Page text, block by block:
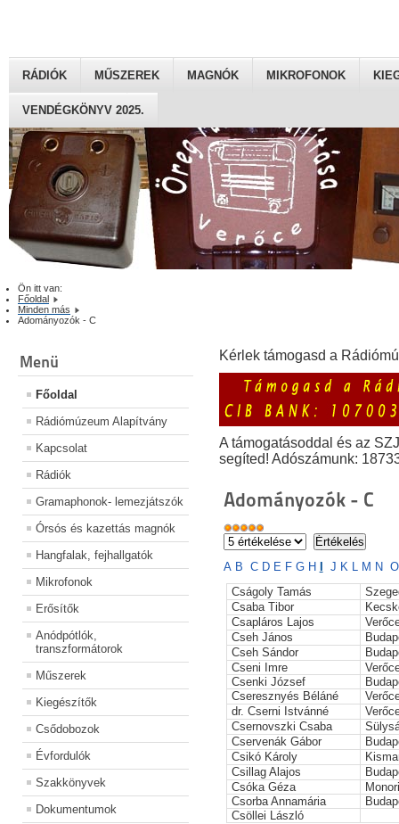
RÁDIÓK MŰSZEREK MAGNÓK MIKROFONOK
VENDÉGKÖNYV 2025.
Ön itt van:
Főoldal
Minden más
Adományozók - C
Menü
Főoldal
Rádiómúzeum Alapítvány
Kapcsolat
Rádiók
Gramaphonok- lemezjátszók
Órsós és kazettás magnók
Hangfalak, fejhallgatók
Mikrofonok
Erősítők
Anódpótlók,
transzformátorok
Műszerek
Kiegészítők
Csődobozok
Évfordulók
Szakkönyvek
Dokumentumok
Kérlek támogasd a
A támogatásoddal és az
segíted! Adószámunk:
Adományozók - C
A B C D E F G H J K L M N O
Cságoly Tamás
Csaba Tibor
Csapláros Lajos
Cseh János
Cseh Sándor
Cseni Imre
Csenki József
Cseresznyés Béláné
dr. Cserni Istvánné
Csernovszki Csaba
Cservenák Gábor
Csikó Károly
Csillag Alajos
Csóka Géza
Csorba Annamária
Csöllei László